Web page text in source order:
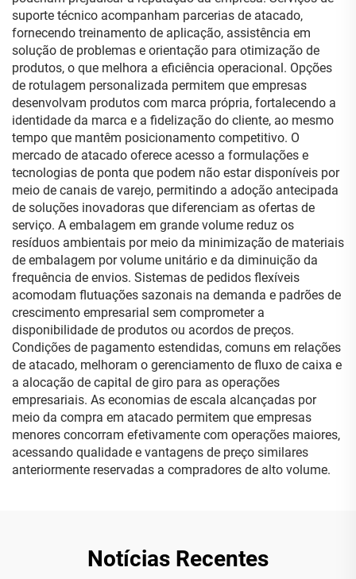
suporte técnico acompanham parcerias de atacado,
fornecendo treinamento de aplicação, assistência em
solução de problemas e orientação para otimização de
produtos, o que melhora a eficiência operacional. Opções
de rotulagem personalizada permitem que empresas
desenvolvam produtos com marca própria, fortalecendo a
identidade da marca e a fidelização do cliente, ao mesmo
tempo que mantêm posicionamento competitivo. O
mercado de atacado oferece acesso a formulações e
tecnologias de ponta que podem não estar disponíveis por
meio de canais de varejo, permitindo a adoção antecipada
de soluções inovadoras que diferenciam as ofertas de
serviço. A embalagem em grande volume reduz os
resíduos ambientais por meio da minimização de materiais
de embalagem por volume unitário e da diminuição da
frequência de envios. Sistemas de pedidos flexíveis
acomodam flutuações sazonais na demanda e padrões de
crescimento empresarial sem comprometer a
disponibilidade de produtos ou acordos de preços.
Condições de pagamento estendidas, comuns em relações
de atacado, melhoram o gerenciamento de fluxo de caixa e
a alocação de capital de giro para as operações
empresariais. As economias de escala alcançadas por
meio da compra em atacado permitem que empresas
menores concorram efetivamente com operações maiores,
acessando qualidade e vantagens de preço similares
anteriormente reservadas a compradores de alto volume.
Notícias Recentes